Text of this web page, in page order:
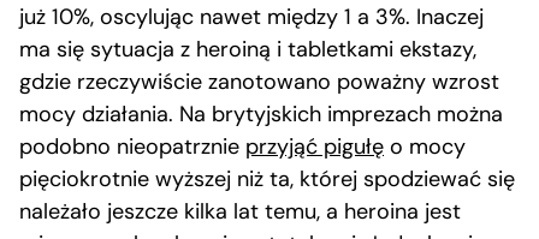
już 10%, oscylując nawet między 1 a 3%. Inaczej
ma się sytuacja z heroiną i tabletkami ekstazy,
gdzie rzeczywiście zanotowano poważny wzrost
mocy działania. Na brytyjskich imprezach można
podobno nieopatrznie przyjąć pigułę o mocy
pięciokrotnie wyższej niż ta, której spodziewać się
należało jeszcze kilka lat temu, a heroina jest